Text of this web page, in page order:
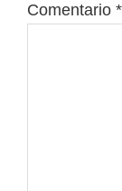
Comentario *